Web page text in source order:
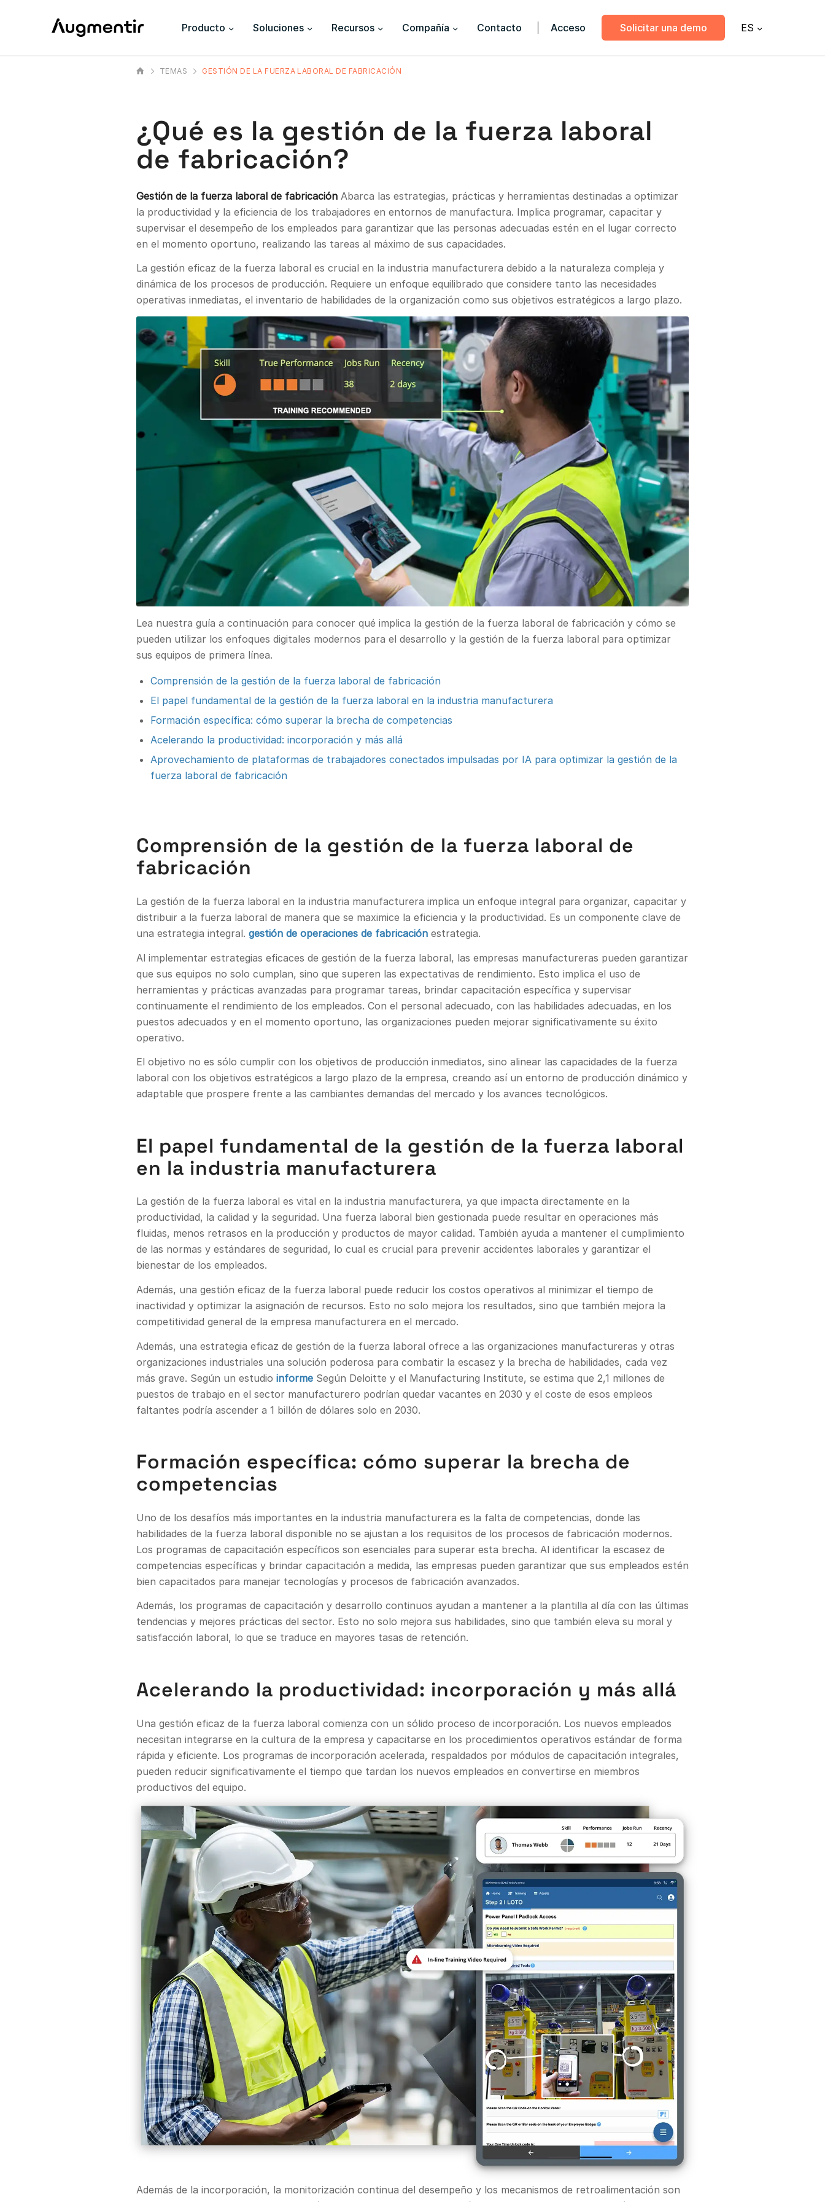
Producto Soluciones Recursos Compañía Contacto Acceso Solicitar una demo ES
TEMAS GESTIÓN DE LA FUERZA LABORAL DE FABRICACIÓN
¿Qué es la gestión de la fuerza laboral
de fabricación?
Gestión de la fuerza laboral de fabricación Abarca las estrategias, prácticas y herramientas destinadas a optimizar
la productividad y la eficiencia de los trabajadores en entornos de manufactura. Implica programar, capacitar y
supervisar el desempeño de los empleados para garantizar que las personas adecuadas estén en el lugar correcto
en el momento oportuno, realizando las tareas al máximo de sus capacidades.
La gestión eficaz de la fuerza laboral es crucial en la industria manufacturera debido a la naturaleza compleja y
dinámica de los procesos de producción. Requiere un enfoque equilibrado que considere tanto las necesidades
operativas inmediatas, el inventario de habilidades de la organización como sus objetivos estratégicos a largo plazo.
Lea nuestra guía a continuación para conocer qué implica la gestión de la fuerza laboral de fabricación y cómo se
pueden utilizar los enfoques digitales modernos para el desarrollo y la gestión de la fuerza laboral para optimizar
sus equipos de primera línea.
Comprensión de la gestión de la fuerza laboral de fabricación
El papel fundamental de la gestión de la fuerza laboral en la industria manufacturera
Formación específica: cómo superar la brecha de competencias
Acelerando la productividad: incorporación y más allá
Aprovechamiento de plataformas de trabajadores conectados impulsadas por IA para optimizar la gestión de la
fuerza laboral de fabricación
Comprensión de la gestión de la fuerza laboral de
fabricación
La gestión de la fuerza laboral en la industria manufacturera implica un enfoque integral para organizar, capacitar y
distribuir a la fuerza laboral de manera que se maximice la eficiencia y la productividad. Es un componente clave de
una estrategia integral. gestión de operaciones de fabricación estrategia.
Al implementar estrategias eficaces de gestión de la fuerza laboral, las empresas manufactureras pueden garantizar
que sus equipos no solo cumplan, sino que superen las expectativas de rendimiento. Esto implica el uso de
herramientas y prácticas avanzadas para programar tareas, brindar capacitación específica y supervisar
continuamente el rendimiento de los empleados. Con el personal adecuado, con las habilidades adecuadas, en los
puestos adecuados y en el momento oportuno, las organizaciones pueden mejorar significativamente su éxito
operativo.
El objetivo no es sólo cumplir con los objetivos de producción inmediatos, sino alinear las capacidades de la fuerza
laboral con los objetivos estratégicos a largo plazo de la empresa, creando así un entorno de producción dinámico y
adaptable que prospere frente a las cambiantes demandas del mercado y los avances tecnológicos.
El papel fundamental de la gestión de la fuerza laboral
en la industria manufacturera
La gestión de la fuerza laboral es vital en la industria manufacturera, ya que impacta directamente en la
productividad, la calidad y la seguridad. Una fuerza laboral bien gestionada puede resultar en operaciones más
fluidas, menos retrasos en la producción y productos de mayor calidad. También ayuda a mantener el cumplimiento
de las normas y estándares de seguridad, lo cual es crucial para prevenir accidentes laborales y garantizar el
bienestar de los empleados.
Además, una gestión eficaz de la fuerza laboral puede reducir los costos operativos al minimizar el tiempo de
inactividad y optimizar la asignación de recursos. Esto no solo mejora los resultados, sino que también mejora la
competitividad general de la empresa manufacturera en el mercado.
Además, una estrategia eficaz de gestión de la fuerza laboral ofrece a las organizaciones manufactureras y otras
organizaciones industriales una solución poderosa para combatir la escasez y la brecha de habilidades, cada vez
más grave. Según un estudio informe Según Deloitte y el Manufacturing Institute, se estima que 2,1 millones de
puestos de trabajo en el sector manufacturero podrían quedar vacantes en 2030 y el coste de esos empleos
faltantes podría ascender a 1 billón de dólares solo en 2030.
Formación específica: cómo superar la brecha de
competencias
Uno de los desafíos más importantes en la industria manufacturera es la falta de competencias, donde las
habilidades de la fuerza laboral disponible no se ajustan a los requisitos de los procesos de fabricación modernos.
Los programas de capacitación específicos son esenciales para superar esta brecha. Al identificar la escasez de
competencias específicas y brindar capacitación a medida, las empresas pueden garantizar que sus empleados estén
bien capacitados para manejar tecnologías y procesos de fabricación avanzados.
Además, los programas de capacitación y desarrollo continuos ayudan a mantener a la plantilla al día con las últimas
tendencias y mejores prácticas del sector. Esto no solo mejora sus habilidades, sino que también eleva su moral y
satisfacción laboral, lo que se traduce en mayores tasas de retención.
Acelerando la productividad: incorporación y más allá
Una gestión eficaz de la fuerza laboral comienza con un sólido proceso de incorporación. Los nuevos empleados
necesitan integrarse en la cultura de la empresa y capacitarse en los procedimientos operativos estándar de forma
rápida y eficiente. Los programas de incorporación acelerada, respaldados por módulos de capacitación integrales,
pueden reducir significativamente el tiempo que tardan los nuevos empleados en convertirse en miembros
productivos del equipo.
Además de la incorporación, la monitorización continua del desempeño y los mecanismos de retroalimentación son